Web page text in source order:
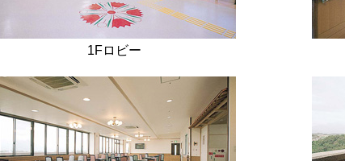
1Fロビー